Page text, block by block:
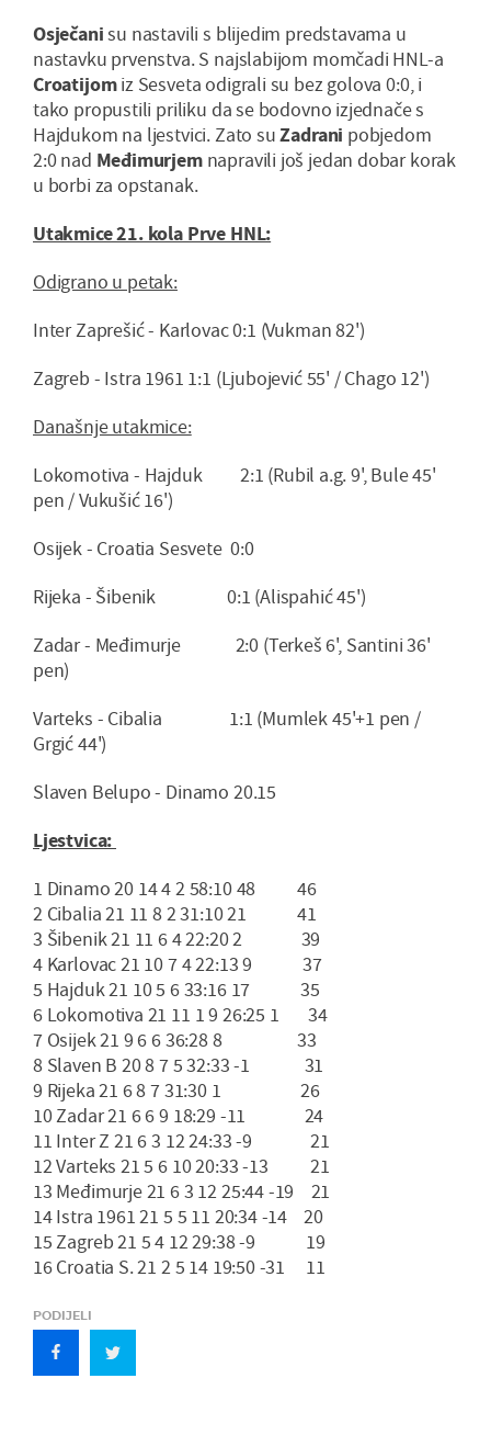
Osječanisu nastavili s blijedim predstavama u
nastavku prvenstva. S najslabijom momčadi HNL-a
Croatijomiz Sesveta odigrali su bez golova 0:0, i
tako propustili priliku da se bodovno izjednače s
Hajdukom na ljestvici. Zato suZadrani pobjedom
2:0 nad Međimurjem napravili još jedan dobar korak
u borbi za opstanak.
Utakmice 21. kola Prve HNL:
Odigrano u petak:
Inter Zaprešić - Karlovac 0:1 (Vukman 82')
Zagreb - Istra 1961 1:1 (Ljubojević 55' / Chago 12')
Današnje utakmice:
Lokomotiva - Hajduk 2:1 (Rubil a.g. 9', Bule 45'
pen / Vukušić 16')
Osijek - Croatia Sesvete 0:0
Rijeka - Šibenik 0:1 (Alispahić 45')
Zadar - Međimurje 2:0 (Terkeš 6', Santini 36'
pen)
Varteks - Cibalia 1:1 (Mumlek 45'+1 pen /
Grgić 44')
Slaven Belupo - Dinamo 20.15
Ljestvica:
1 Dinamo 20 14 4 2 58:10 48 46
2 Cibalia 21 11 8 2 31:10 21 41
3 Šibenik 21 11 6 4 22:20 2 39
4 Karlovac 21 10 7 4 22:13 9 37
5 Hajduk 21 10 5 6 33:16 17 35
6 Lokomotiva 21 11 1 9 26:25 1 34
7 Osijek 21 9 6 6 36:28 8 33
8 Slaven B 20 8 7 5 32:33 -1 31
9 Rijeka 21 6 8 7 31:30 1 26
10 Zadar 21 6 6 9 18:29 -11 24
11 Inter Z 21 6 3 12 24:33 -9 21
12 Varteks 21 5 6 10 20:33 -13 21
13 Međimurje 21 6 3 12 25:44 -19 21
14 Istra 1961 21 5 5 11 20:34 -14 20
15 Zagreb 21 5 4 12 29:38 -9 19
16 Croatia S. 21 2 5 14 19:50 -31 11
PODIJELI